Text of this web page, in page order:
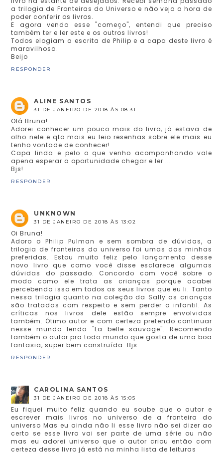
a trilogia de Fronteiras do Universo e não vejo a hora de
poder conferir os livros.
E agora vendo esse "começo", entendi que preciso
também ter e ler este e os outros livros!
Todos elogiam a escrita de Philip e a capa deste livro é
maravilhosa.
Beijo
RESPONDER
ALINE SANTOS
31 DE JANEIRO DE 2018 ÀS 08:31
Olá Bruna!
Adorei conhecer um pouco mais do livro, já estava de
olho nele e qto mais eu leio resenhas sobre ele mais eu
tenho vontade de conhecer!
Capa linda e pelo o que venho acompanhando vale
apena esperar a oportunidade chegar e ler ...
Bjs!
RESPONDER
UNKNOWN
31 DE JANEIRO DE 2018 ÀS 13:02
Oi Bruna!
Adoro o Philip Pulman e sem sombra de dúvidas, a
trilogia de fronteiras do universo foi umas das minhas
preferidas. Estou muito feliz pelo lançamento desse
novo livro que como você disse esclarece algumas
dúvidas do passado. Concordo com você sobre o
modo como ele trata as crianças porque acabei
percebendo isso em todos os seus livros que eu li. Tanto
nessa trilogia quanto na coleção da Sally as crianças
são tratadas com respeito e sem perder o infantil. As
críticas nos livros dele estão sempre envolvidas
também. Ótimo autor e com certeza pretendo continuar
nesse mundo lendo "La belle sauvage". Recomendo
também o autor pra todo mundo que gosta de uma boa
fantasia, super bem construída. Bjs
RESPONDER
CAROLINA SANTOS
31 DE JANEIRO DE 2018 ÀS 15:05
Eu fiquei muito feliz quando eu soube que o autor e
escrever mais livros no universo de a fronteira do
universo Mas eu ainda não li esse livro não sei dizer ao
certo se esse livro vai ser parte de uma série ou não
mas eu adorei universo que o autor criou então com
certeza desse livro já está na minha lista de leituras